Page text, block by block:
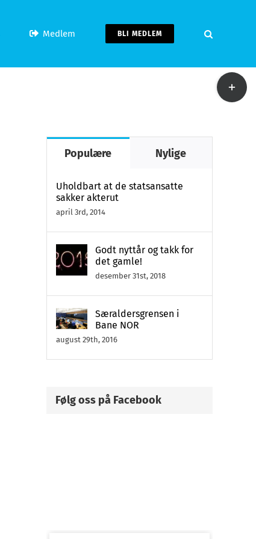
Medlem BLI MEDLEM
Populære Nylige
Uholdbart at de statsansatte
sakker akterut
april 3rd, 2014
Godt nyttår og takk for
det gamle!
desember 31st, 2018
Særaldersgrensen i
Bane NOR
august 29th, 2016
Følg oss på Facebook
Toggle
Sliding